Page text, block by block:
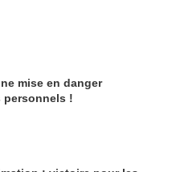
mise en danger
personnels !